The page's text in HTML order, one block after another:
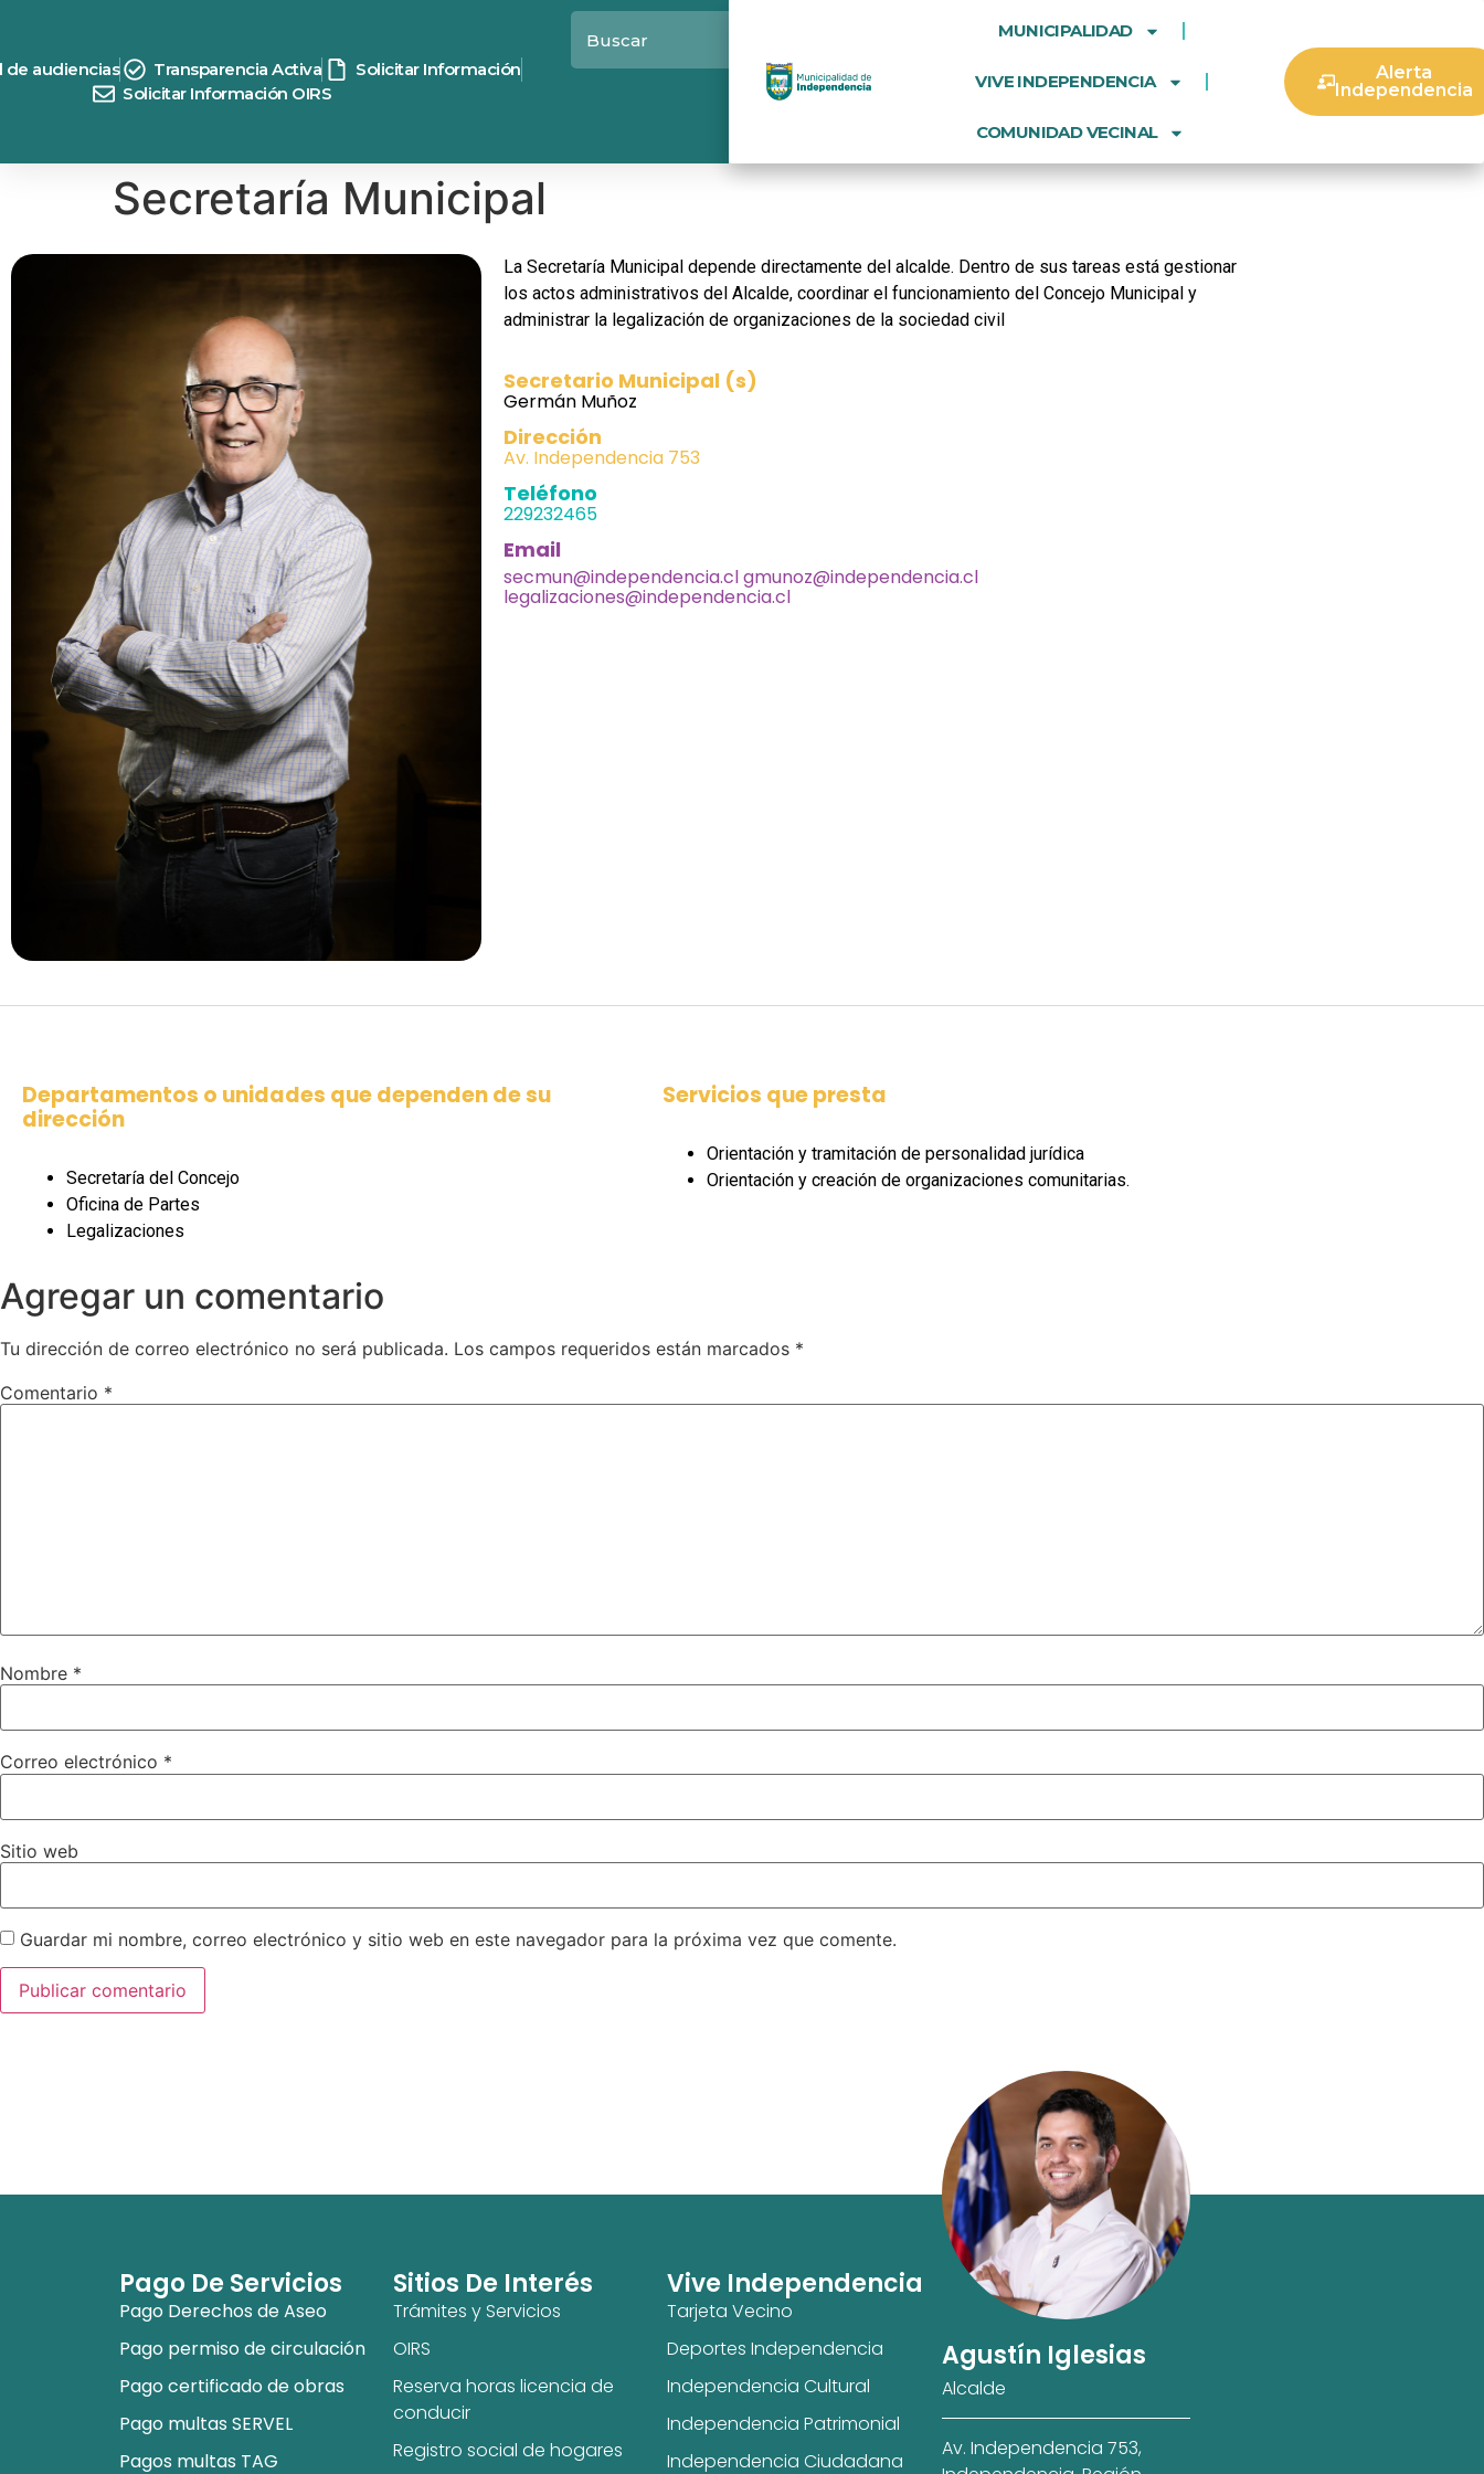
de audiencias Transparencia Activa
Solicitar Información
Solicitar Información OIRS
MUNICIPALIDAD
VIVE INDEPENDENCIA
COMUNIDAD VECINAL
Alerta
Independencia
Secretaría Municipal
La Secretaría Municipal depende directamente del alcalde. Dentro de sus tareas está gestionar
los actos administrativos del Alcalde, coordinar el funcionamiento del Concejo Municipal y
administrar la legalización de organizaciones de la sociedad civil
Secretario Municipal (s)
Germán Muñoz
Dirección
Av. Independencia 753
Teléfono
229232465
Email
secmun@independencia.cl gmunoz@independencia.cl
legalizaciones@independencia.cl
Departamentos o unidades que dependen de su
dirección
Secretaría del Concejo
Oficina de Partes
Legalizaciones
Servicios que presta
Orientación y tramitación de personalidad jurídica
Orientación y creación de organizaciones comunitarias.
Agregar un comentario
Tu dirección de correo electrónico no será publicada. Los campos requeridos están marcados *
Comentario *
Nombre *
Correo electrónico *
Sitio web
Guardar mi nombre, correo electrónico y sitio web en este navegador para la próxima vez que comente.
Pago De Servicios
Pago Derechos de Aseo
Pago permiso de circulación
Pago certificado de obras
Pago multas SERVEL
Pagos multas TAG
Sitios De Interés
Trámites y Servicios
OIRS
Reserva horas licencia de
conducir
Registro social de hogares
Vive Independencia
Tarjeta Vecino
Deportes Independencia
Independencia Cultural
Independencia Patrimonial
Independencia Ciudadana
Agustín Iglesias
Alcalde
Av. Independencia 753,